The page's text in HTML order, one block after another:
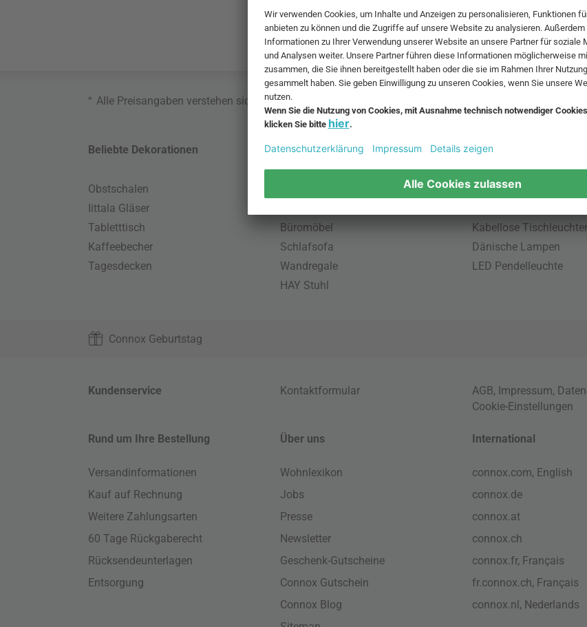
* Alle Preisangaben verstehen sich inklusive MwSt. und zzgl.
Beliebte Dekorationen
Obstschalen
Iittala Gläser
Tabletttisch
Kaffeebecher
Tagesdecken
Beliebte Möbel
Büromöbel
Schlafsofa
Wandregale
HAY Stuhl
Beliebte Leuchten
Pendellampe für Außen
Kabellose
Dänische Lampen
LED Pendelleuchte
Connox Geburtstag
Kundenservice Kontaktformular AGB, Impressum,
Cookie-Einstellungen
Rund um Ihre Bestellung
Versandinformationen
Kauf auf Rechnung
Weitere Zahlungsarten
60 Tage Rückgaberecht
Rücksendeunterlagen
Entsorgung
Über uns
Wohnlexikon
Jobs
Presse
Newsletter
Geschenk-Gutscheine
Connox Gutschein
Connox Blog
International
connox.com, English
connox.de
connox.at
connox.ch
connox.fr, Français
fr.connox.ch, Français
connox.nl, Nederlands